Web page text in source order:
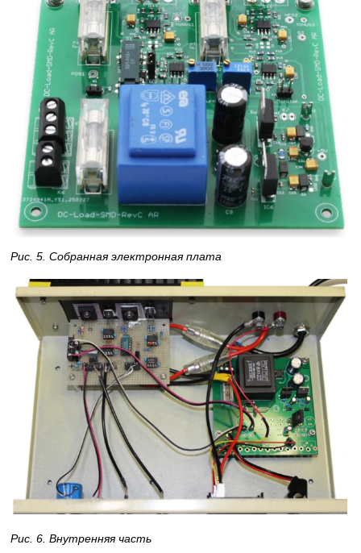
Рис. 5. Собранная электронная плата
Рис. 6. Внутренняя часть